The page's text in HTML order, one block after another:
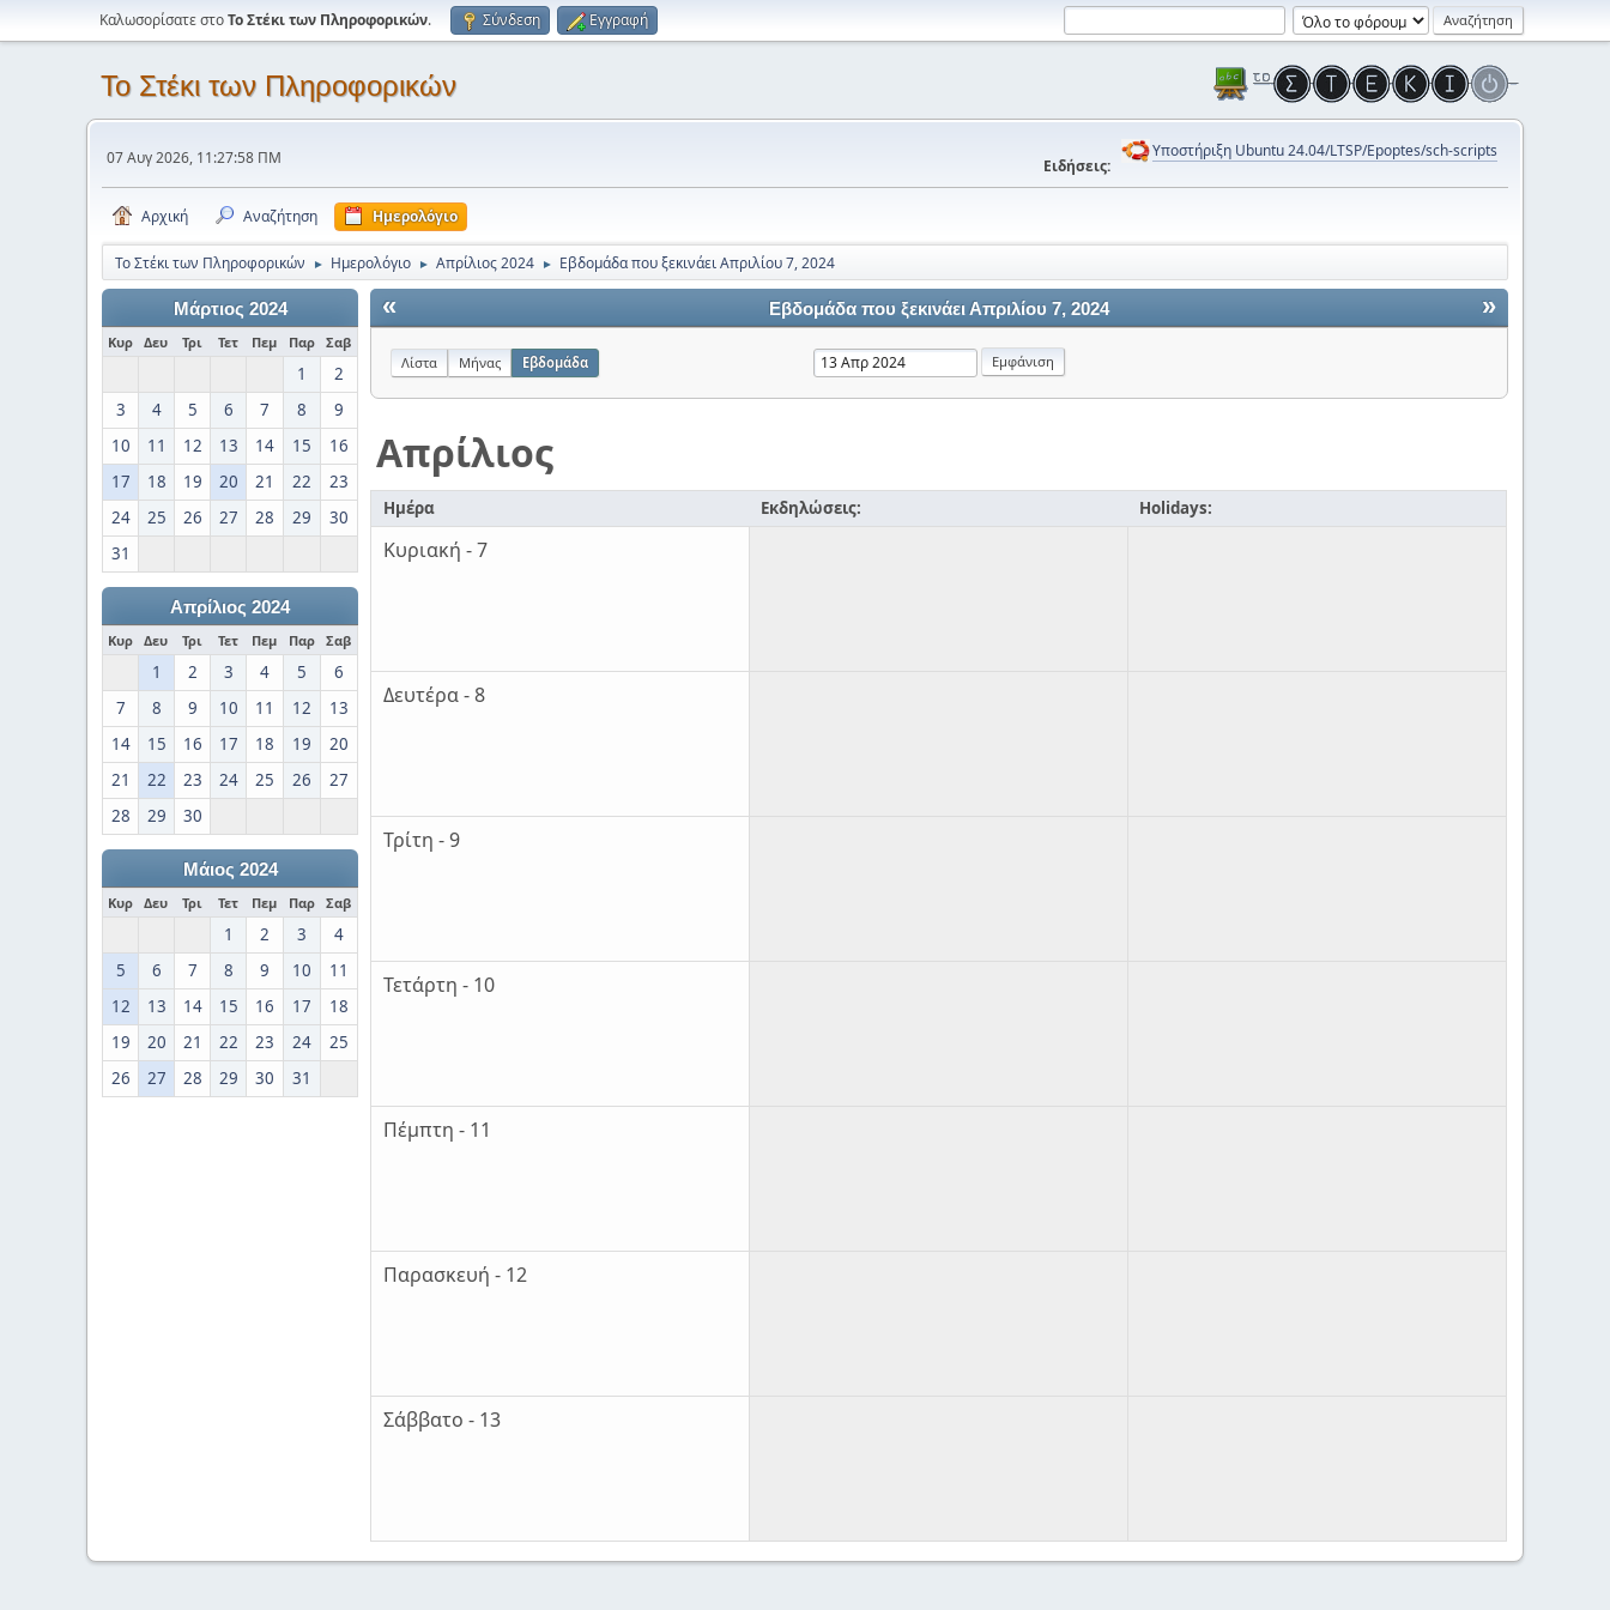
Καλωσορίσατε στοΤο Στέκι των Πληροφορικών. Σύνδεση Εγγραφή
Το Στέκι των Πληροφορικών
07 Αυγ 2026, 11:27:58 ΠΜ Ειδήσεις:
Υποστήριξη Ubuntu 24.04/LTSP/Epoptes/sch-scripts
Αρχική Αναζήτηση Ημερολόγιο
Το Στέκι των Πληροφορικών ► Ημερολόγιο ► Απρίλιος 2024 ► Εβδομάδα που ξεκινάει Απριλίου 7, 2024
Μάρτιος 2024
Κυρ Δευ Τρι Τετ Πεμ Παρ Σαβ
1
2
3
4 5 6 7 8
9
10
11 12 13 14 15
16
17
18 19 20 21 22
23
24
25 26 27 28 29
30
31
Απρίλιος 2024
Κυρ Δευ Τρι Τετ Πεμ Παρ Σαβ
1 2 3 4 5
6
7
8 9 10 11 12
13
14
15 16 17 18 19
20
21
22 23 24 25 26
27
28
29 30
Μάιος 2024
Κυρ Δευ Τρι Τετ Πεμ Παρ Σαβ
1 2 3
4
5
6 7 8 9 10
11
12
13 14 15 16 17
18
19
20 21 22 23 24
25
26
27 28 29 30 31
« »
Εβδομάδα που ξεκινάει Απριλίου 7, 2024
Λίστα Μήνας Εβδομάδα
Απρίλιος
Ημέρα Εκδηλώσεις: Holidays:
Κυριακή - 7
Δευτέρα - 8
Τρίτη - 9
Τετάρτη - 10
Πέμπτη - 11
Παρασκευή - 12
Σάββατο - 13